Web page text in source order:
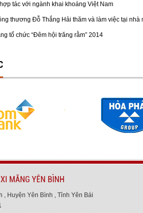
tác với ngành khai khoáng Việt Nam
thương Đỗ Thắng Hải thăm và làm việc tại nhà
tổ chức “Đêm hội trăng rằm” 2014
MĂNG YÊN BÌNH
, Huyện Yên Bình , Tỉnh Yên Bái